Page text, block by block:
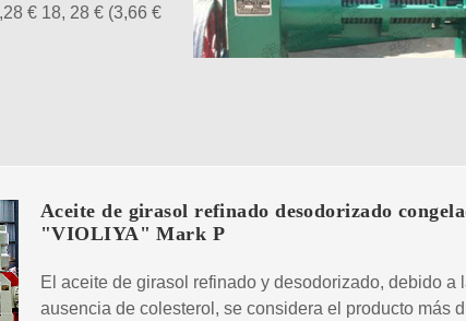
€ 18, 28 € (3,66 €
Aceite de girasol refinado desodorizado
"VIOLIYA" Mark P
El aceite de girasol refinado y desodorizado, debido a
ausencia de colesterol, se considera el producto más